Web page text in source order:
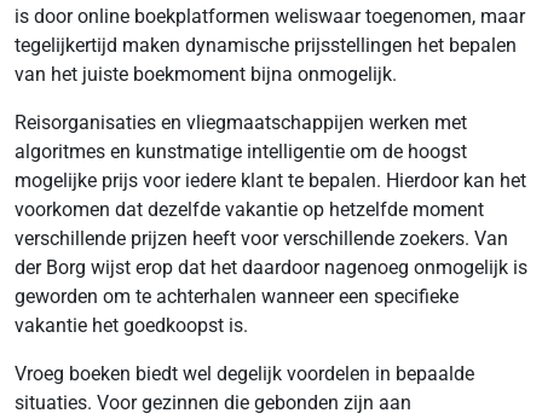
is door online boekplatformen weliswaar toegenomen, maar
tegelijkertijd maken dynamische prijsstellingen het bepalen
van het juiste boekmoment bijna onmogelijk.
Reisorganisaties en vliegmaatschappijen werken met
algoritmes en kunstmatige intelligentie om de hoogst
mogelijke prijs voor iedere klant te bepalen. Hierdoor kan het
voorkomen dat dezelfde vakantie op hetzelfde moment
verschillende prijzen heeft voor verschillende zoekers. Van
der Borg wijst erop dat het daardoor nagenoeg onmogelijk is
geworden om te achterhalen wanneer een specifieke
vakantie het goedkoopst is.
Vroeg boeken biedt wel degelijk voordelen in bepaalde
situaties. Voor gezinnen die gebonden zijn aan